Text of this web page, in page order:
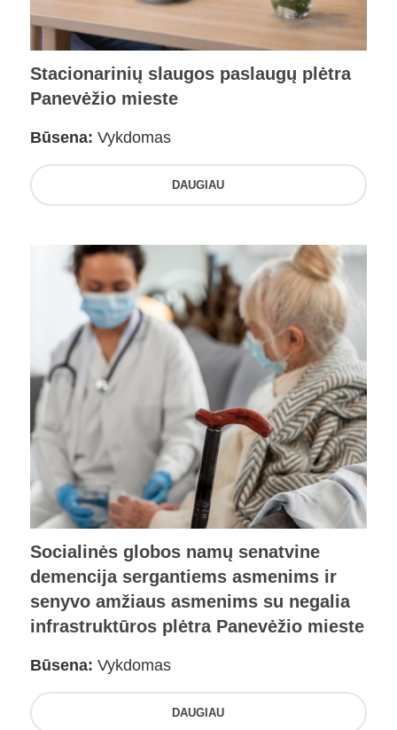
Stacionarinių slaugos paslaugų plėtra
Panevėžio mieste
Būsena: Vykdomas
DAUGIAU
Socialinės globos namų senatvine
demencija sergantiems asmenims ir
senyvo amžiaus asmenims su negalia
infrastruktūros plėtra Panevėžio mieste
Būsena: Vykdomas
DAUGIAU